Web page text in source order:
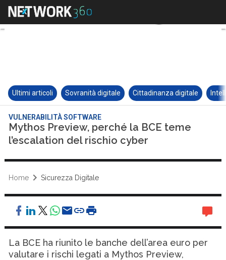
Ultimi articoli Sovranità digitale Cittadinanza digitale
VULNERABILITÀ SOFTWARE
Mythos Preview, perché la BCE teme
l’escalation del rischio cyber
Home Sicurezza Digitale
La BCE ha riunito le banche dell’area euro per
valutare i rischi legati a Mythos Preview,